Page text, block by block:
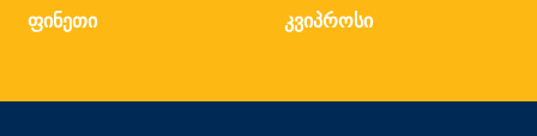
ფინეთი კვიპროსი